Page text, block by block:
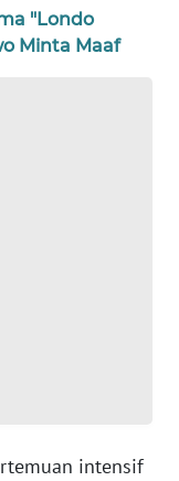
"Londo
Minta Maaf
intensif